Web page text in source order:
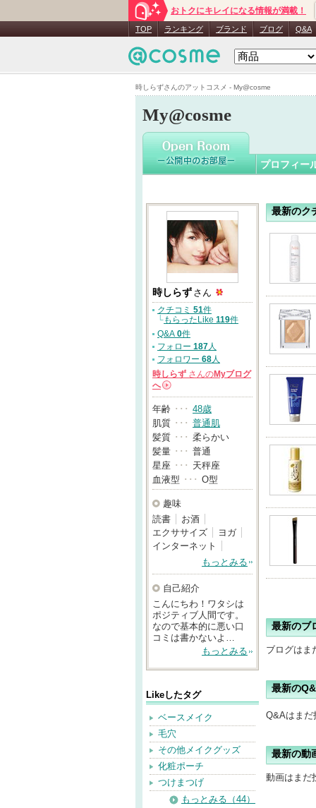
時しらずさんのアットコスメ - My@cosme
おトクにキレイになる情報が満載！
TOP ランキング ブランド ブログ Q&A
My@cosme
時しらず
プロフィー
時しらず さん
クチコミ 51件
└もらったLike 119件
Q&A 0件
フォロー 187人
フォロワー 68人
時しらず さんのMyブログ
へ
→
年齢 ･･･ 48歳
肌質 ･･･ 普通肌
髪質 ･･･ 柔らかい
髪量 ･･･ 普通
星座 ･･･ 天秤座
血液型 ･･･ O型
趣味
読書
お酒
エクササイズ
ヨガ
インターネット
もっとみる
自己紹介
こんにちわ！ワタシは
ポジティブ人間です。
なので基本的に悪い口
コミは書かないよ…
もっとみる
Likeしたタグ
ベースメイク
毛穴
その他メイクグッズ
化粧ポーチ
つけまつげ
もっとみる（44）
最新のク
最新のブ
ブログはま
最新の
Q&Aはまだ
最新の動
動画はまだ